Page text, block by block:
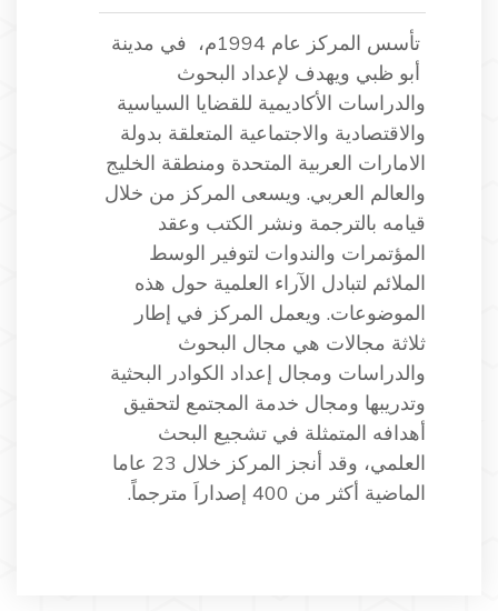
تأسس المركز عام 1994م، في مدينة
أبو ظبي ويهدف لإعداد البحوث
والدراسات الأكاديمية للقضايا السياسية
والاقتصادية والاجتماعية المتعلقة بدولة
الامارات العربية المتحدة ومنطقة الخليج
والعالم العربي. ويسعى المركز من خلال
قيامه بالترجمة ونشر الكتب وعقد
المؤتمرات والندوات لتوفير الوسط
الملائم لتبادل الآراء العلمية حول هذه
الموضوعات. ويعمل المركز في إطار
ثلاثة مجالات هي مجال البحوث
والدراسات ومجال إعداد الكوادر البحثية
وتدريبها ومجال خدمة المجتمع لتحقيق
أهدافه المتمثلة في تشجيع البحث
العلمي، وقد أنجز المركز خلال 23 عاما
الماضية أكثر من 400 إصداراَ مترجماً.